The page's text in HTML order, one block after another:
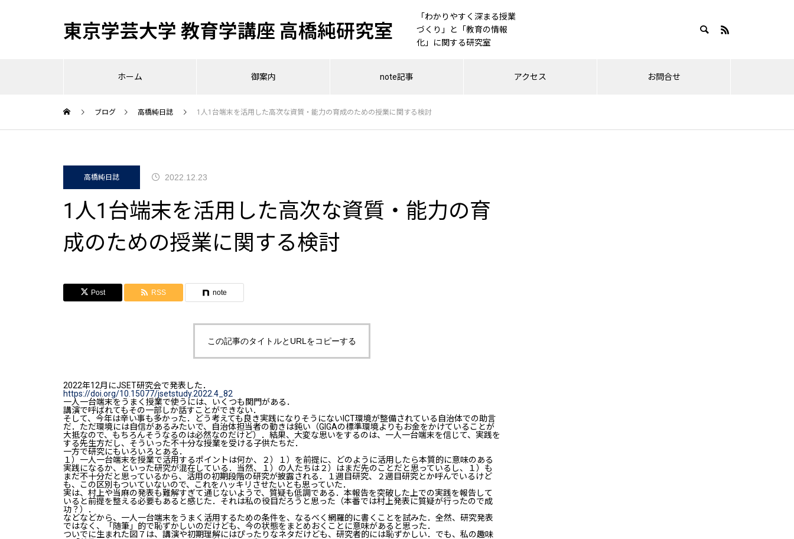
東京学芸大学 教育学講座 高橋純研究室
「わかりやすく深まる授業
づくり」と「教育の情報
化」に関する研究室
ホーム 御案内 note記事 アクセス お問合せ
ブログ 高橋純日誌 1人1台端末を活用した高次な資質・能力の育成のための授業に関する検討
高橋純日誌 2022.12.23
1人1台端末を活用した高次な資質・能力の育
成のための授業に関する検討
Post RSS note
この記事のタイトルとURLをコピーする
2022年12月にJSET研究会で発表した．
https://doi.org/10.15077/jsetstudy.2022.4_82
一人一台端末をうまく授業で使うには、いくつも関門がある．
講演で呼ばれてもその一部しか話すことができない．
そして、今年は辛い事も多かった．どう考えても良き実践になりそうにないICT環境が整備されている自治体での助言
だ．ただ環境には自信があるみたいで、自治体担当者の動きは鈍い（GIGAの標準環境よりもお金をかけていることが
大抵なので、もちろんそうなるのは必然なのだけど）．結果、大変な思いをするのは、一人一台端末を信じて、実践を
する先生方だし、そういった不十分な授業を受ける子供たちだ．
一方で研究にもいろいろとある．
１）一人一台端末を授業で活用するポイントは何か、２）１）を前提に、どのように活用したら本質的に意味のある
実践になるか、といった研究が混在している．当然、１）の人たちは２）はまだ先のことだと思っているし、１）も
まだ不十分だと思っているから、活用の初期段階の研究が披露される．１週目研究、２週目研究とか呼んでいるけど
も、この区別もついていないので、これをハッキリさせたいとも思っていた．
実は、村上や当麻の発表も難解すぎて通じないようで、質疑も低調である．本報告を突破した上での実践を報告して
いると前提を整える必要もあると感じた．それは私の役目だろうと思った（本番では村上発表に質疑が行ったので成
功？）．
などなどから、一人一台端末をうまく活用するための条件を、なるべく網羅的に書くことを試みた．全然、研究発表
ではなく、「随筆」的で恥ずかしいのだけども、今の状態をまとめおくことに意味があると思った．
ついでに生まれた図７は、講演や初期理解にはぴったりなネタだけども、研究者的には恥ずかしい．でも、私の趣味